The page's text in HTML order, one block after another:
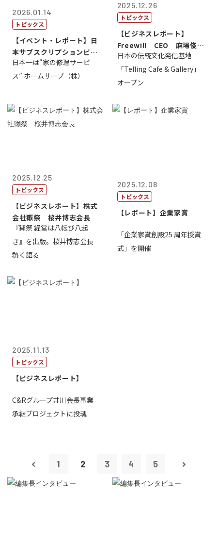
2026.01.14
トピックス
【イベント・レポート】日
本サブスクリプションビジ
ネス大賞20...
日本一は“家の修理サービ
ス” ホームサーブ（株）
2025.12.26
トピックス
【ビジネスレポート】
Freewill CEO 麻場俊行
氏
日本の伝統文化発信基地
「Telling Cafe & Gallery」
オープン
2025.12.25
トピックス
【ビジネスレポート】株式
会社獺祭 桜井博志会長
『獺祭 経営は八転び八起
き』を出版。桜井博志会長
熱く語る
2025.12.08
トピックス
【レポート】企業家賞
「企業家賞創設25 周年授賞
式」を開催
2025.11.13
トピックス
【ビジネスレポート】
C&Rグループ井川会長事業
承継プロジェクトに投魂
1 2 3 4 5